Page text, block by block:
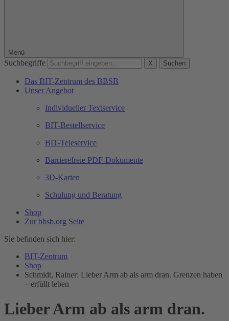
Menü
Suchbegriffe X Suchen
Das BIT-Zentrum des BBSB
Unser Angebot
Individueller Textservice
BIT-Bestellservice
BIT-Teleservice
Barrierefreie PDF-Dokumente
3D-Karten
Schulung und Beratung
Shop
Zur bbsb.org Seite
Sie befinden sich hier:
BIT-Zentrum
Shop
Schmidt, Rainer: Lieber Arm ab als arm dran. Grenzen haben
– erfüllt leben
Lieber Arm ab als arm dran.